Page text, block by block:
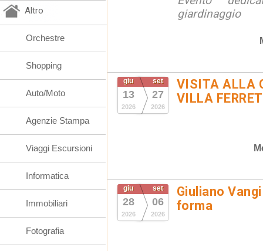
giardinaggio
giu
13
2026
set
27
2026
VISITA ALLA
VILLA
giu
28
2026
set
06
2026
Giuliano
forma
Altro
Orchestre
Shopping
Auto/Moto
Agenzie Stampa
Viaggi Escursioni
Informatica
Immobiliari
Fotografia